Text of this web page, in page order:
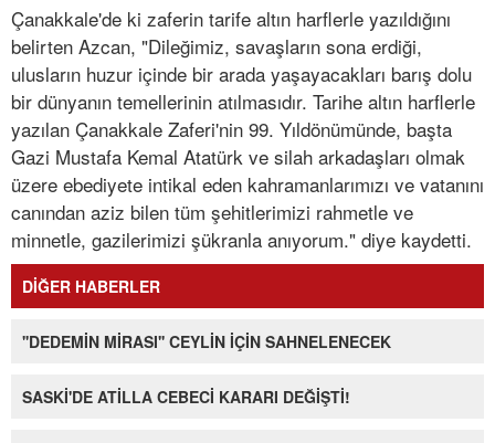
Çanakkale'de ki zaferin tarife altın harflerle yazıldığını
belirten Azcan, "Dileğimiz, savaşların sona erdiği,
ulusların huzur içinde bir arada yaşayacakları barış dolu
bir dünyanın temellerinin atılmasıdır. Tarihe altın harflerle
yazılan Çanakkale Zaferi'nin 99. Yıldönümünde, başta
Gazi Mustafa Kemal Atatürk ve silah arkadaşları olmak
üzere ebediyete intikal eden kahramanlarımızı ve vatanını
canından aziz bilen tüm şehitlerimizi rahmetle ve
minnetle, gazilerimizi şükranla anıyorum." diye kaydetti.
DİĞER HABERLER
''DEDEMİN MİRASI'' CEYLİN İÇİN SAHNELENECEK
SASKİ'DE ATİLLA CEBECİ KARARI DEĞİŞTİ!